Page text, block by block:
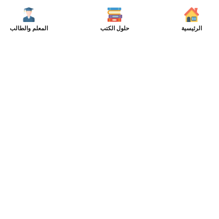
الرئيسية حلول الكتب المعلم والطالب